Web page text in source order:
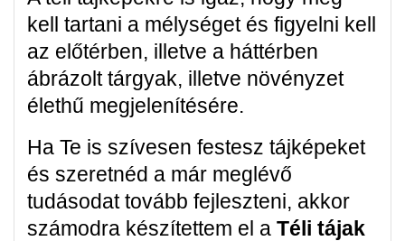
kell tartani a mélységet és figyelni kell
az előtérben, illetve a háttérben
ábrázolt tárgyak, illetve növényzet
élethű megjelenítésére.
Ha Te is szívesen festesz tájképeket
és szeretnéd a már meglévő
tudásodat tovább fejleszteni, akkor
számodra készítettem el a Téli tájak